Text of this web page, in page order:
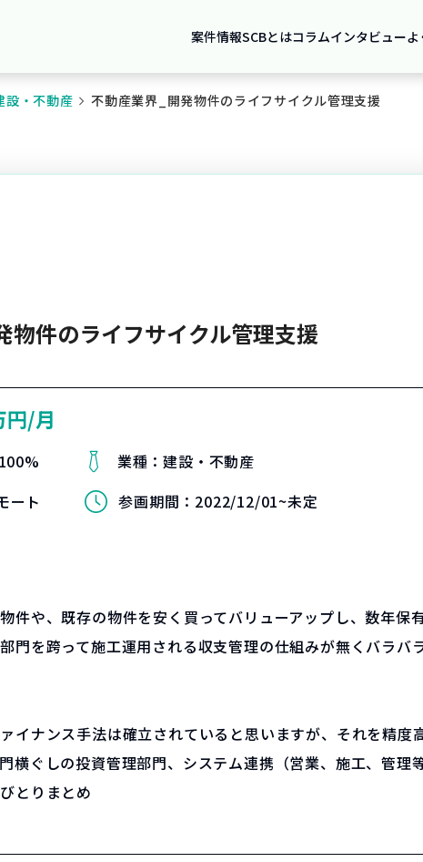
案件情報SCBとはコラムインタビュー
設・不動産 不動産業界_開発物件のライフサイクル管理支援
物件のライフサイクル管理支援
円/月
業種：建設・不動産
ート 参画期間： 2022/12/01~未定
件や、既存の物件を安く買ってバリューアップし、数年保
門を跨って施工運用される収支管理の仕組みが無くバラバ
イナンス手法は確立されていると思いますが、それを精
横ぐしの投資管理部門、システム連携（営業、施工、管理
とりまとめ